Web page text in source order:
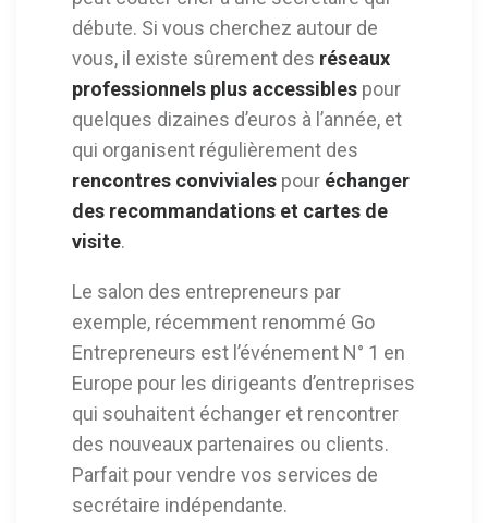
débute. Si vous cherchez autour de
vous, il existe sûrement des réseaux
professionnels plus accessibles pour
quelques dizaines d’euros à l’année, et
qui organisent régulièrement des
rencontres conviviales pour échanger
des recommandations et cartes de
visite.
Le salon des entrepreneurs par
exemple, récemment renommé Go
Entrepreneurs est l’événement N° 1 en
Europe pour les dirigeants d’entreprises
qui souhaitent échanger et rencontrer
des nouveaux partenaires ou clients.
Parfait pour vendre vos services de
secrétaire indépendante.